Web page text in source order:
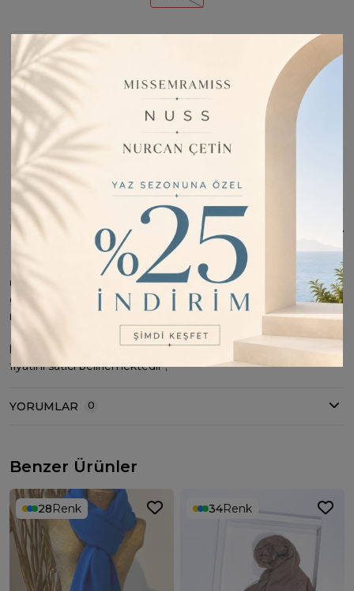
Stoğa Girince Haber Ver
Fiyatı Düşünce Haber Ver
İade Bilgisi:
Değişim Kabul Edilir
ÜRÜN BILGISI
Ürün Özelliği İpeksi Vual Şal dır ; Dört Mevsim Kullanım için
uygundur. ; Ürün ebatı 75*195'dür. Deseni ile spor ve şık
görünümlüdür ; Kuş tüyü kadar hafif ve ışıltılıdır. ; Güneşte ve
ışıkta hafif ve ışıltılıdır.; Önü dik durur. İç göstermez. Tok durur.
Kayma yapmaz. Ütü istemez. ; Tesettür Eşarp olarak
kullanıma uygundur. ; İncelemiş olduğunuz ürünün satış
fiyatını satıcı belirlemektedir ;
YORUMLAR 0
Benzer Ürünler
28Renk 34Renk